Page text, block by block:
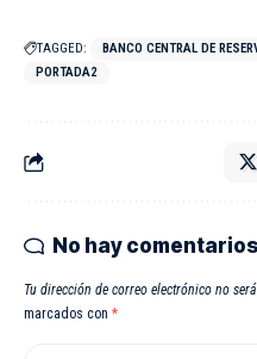
TAGGED: BANCO CENTRAL DE
PORTADA2
No hay comentarios
Tu dirección de correo electrónico no
marcados con *